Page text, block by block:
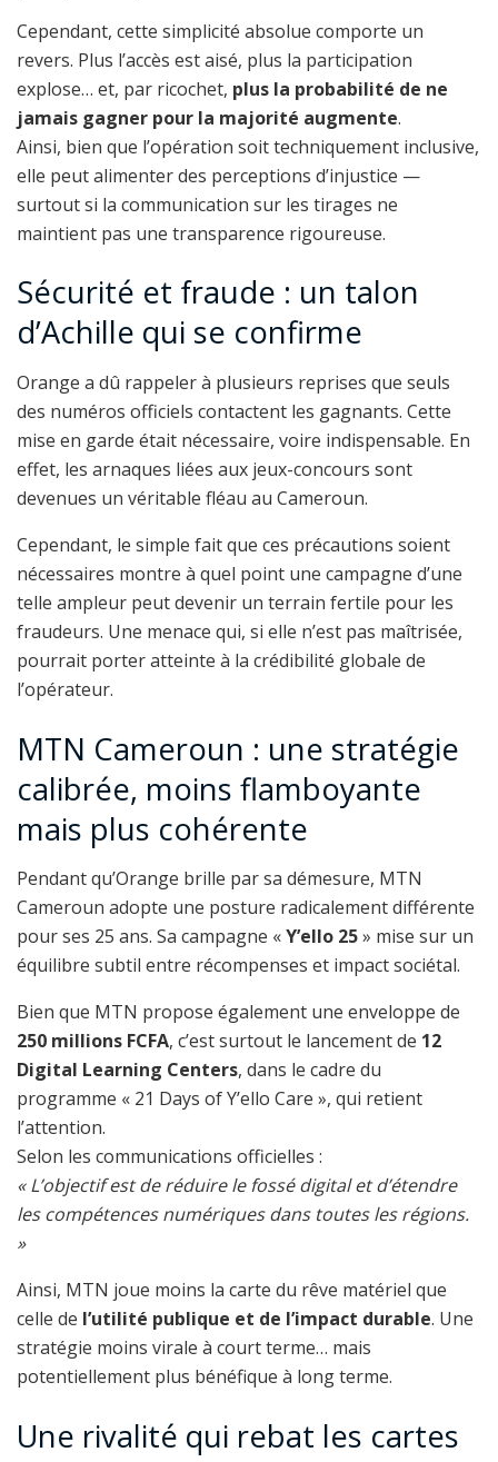
Cependant, cette simplicité absolue comporte un
revers. Plus l’accès est aisé, plus la participation
explose… et, par ricochet, plus la probabilité de ne
jamais gagner pour la majorité augmente.
Ainsi, bien que l’opération soit techniquement inclusive,
elle peut alimenter des perceptions d’injustice —
surtout si la communication sur les tirages ne
maintient pas une transparence rigoureuse.
Sécurité et fraude : un talon
d’Achille qui se confirme
Orange a dû rappeler à plusieurs reprises que seuls
des numéros officiels contactent les gagnants. Cette
mise en garde était nécessaire, voire indispensable. En
effet, les arnaques liées aux jeux-concours sont
devenues un véritable fléau au Cameroun.
Cependant, le simple fait que ces précautions soient
nécessaires montre à quel point une campagne d’une
telle ampleur peut devenir un terrain fertile pour les
fraudeurs. Une menace qui, si elle n’est pas maîtrisée,
pourrait porter atteinte à la crédibilité globale de
l’opérateur.
MTN Cameroun : une stratégie
calibrée, moins flamboyante
mais plus cohérente
Pendant qu’Orange brille par sa démesure, MTN
Cameroun adopte une posture radicalement différente
pour ses 25 ans. Sa campagne «Y’ello 25» mise sur un
équilibre subtil entre récompenses et impact sociétal.
Bien que MTN propose également une enveloppe de
250 millions FCFA, c’est surtout le lancement de 12
Digital Learning Centers, dans le cadre du
programme « 21 Days of Y’ello Care », qui retient
l’attention.
Selon les communications officielles :
« L’objectif est de réduire le fossé digital et d’étendre
les compétences numériques dans toutes les régions.
»
Ainsi, MTN joue moins la carte du rêve matériel que
celle de l’utilité publique et de l’impact durable. Une
stratégie moins virale à court terme… mais
potentiellement plus bénéfique à long terme.
Une rivalité qui rebat les cartes